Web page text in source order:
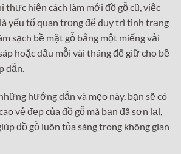
thực hiện cách làm mới đồ gỗ cũ, việc
yếu tố quan trọng để duy trì tình trạng
sạch bề mặt gỗ bằng một miếng vải
hoặc dầu mỗi vài tháng để giữ cho bề
dẫn.
hướng dẫn và mẹo này, bạn sẽ có
vẻ đẹp của đồ gỗ mà bạn đã sơn lại,
đồ gỗ luôn tỏa sáng trong không gian